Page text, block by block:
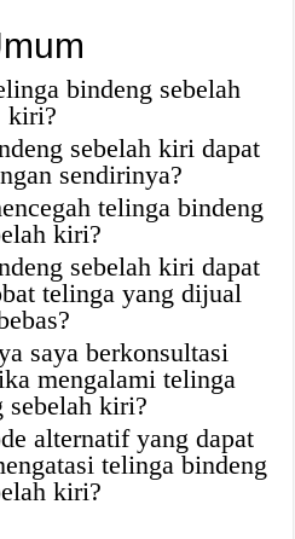
bindeng sebelah
kiri?
sebelah kiri dapat
sendirinya?
telinga bindeng
kiri?
sebelah kiri dapat
telinga yang dijual
saya berkonsultasi
mengalami telinga
sebelah kiri?
alternatif yang dapat
telinga bindeng
kiri?